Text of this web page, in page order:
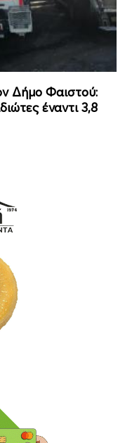
Δήμο Φαιστού:
έναντι 3,8